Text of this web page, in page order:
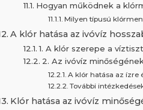
Hogyan működnek a
Milyen típusú
A klór hatása az ivóvíz
1. A klór szerepe a
2. Az ivóvíz
A klór hatása az ízre
További
Klór hatása az ivóvíz